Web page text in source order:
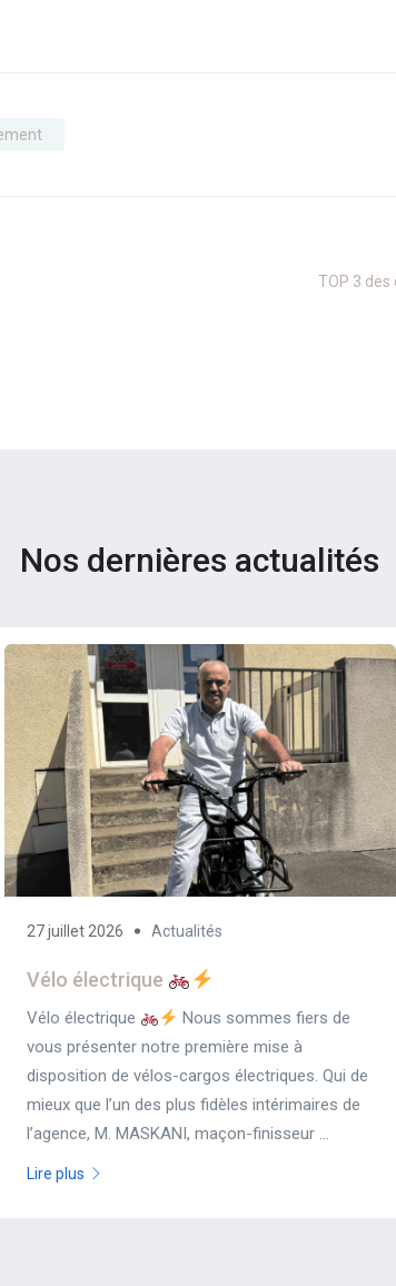
TOP 3
Nos dernières actualités
27 juillet 2026 Actualités
Vélo électrique
Vélo électrique
Nous sommes fiers de
vous présenter notre première mise à
disposition de vélos-cargos électriques. Qui de
mieux que l’un des plus fidèles intérimaires de
l’agence, M. MASKANI, maçon-finisseur ...
Lire plus